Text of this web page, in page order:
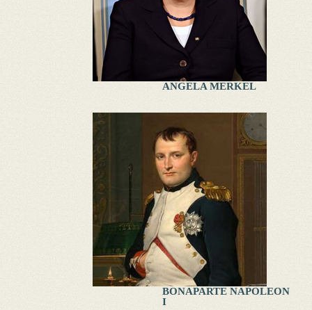
ANGELA MERKEL
BONAPARTE NAPOLEON
I